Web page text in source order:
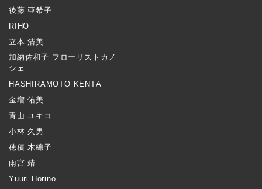
後藤 亜希子
RIHO
立本 清美
加納佐和子 フローリストカノ
シェ
HASHIRAMOTO KENTA
金増 佑美
青山 ユキコ
小林 久男
穂積 木綿子
雨宮 靖
Yuuri Horino